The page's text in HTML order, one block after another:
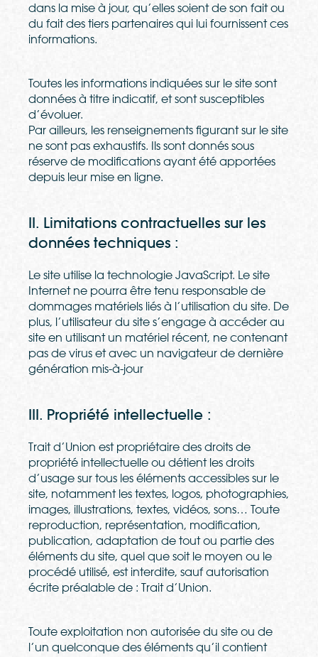
dans la mise à jour, qu’elles soient de son fait ou
du fait des tiers partenaires qui lui fournissent ces
informations.
Toutes les informations indiquées sur le site sont
données à titre indicatif, et sont susceptibles
d’évoluer.
Par ailleurs, les renseignements figurant sur le site
ne sont pas exhaustifs. Ils sont donnés sous
réserve de modifications ayant été apportées
depuis leur mise en ligne.
II. Limitations contractuelles sur les
données techniques :
Le site utilise la technologie JavaScript. Le site
Internet ne pourra être tenu responsable de
dommages matériels liés à l’utilisation du site. De
plus, l’utilisateur du site s’engage à accéder au
site en utilisant un matériel récent, ne contenant
pas de virus et avec un navigateur de dernière
génération mis-à-jour
III. Propriété intellectuelle :
Trait d’Union est propriétaire des droits de
propriété intellectuelle ou détient les droits
d’usage sur tous les éléments accessibles sur le
site, notamment les textes, logos, photographies,
images, illustrations, textes, vidéos, sons… Toute
reproduction, représentation, modification,
publication, adaptation de tout ou partie des
éléments du site, quel que soit le moyen ou le
procédé utilisé, est interdite, sauf autorisation
écrite préalable de : Trait d’Union.
Toute exploitation non autorisée du site ou de
l’un quelconque des éléments qu’il contient